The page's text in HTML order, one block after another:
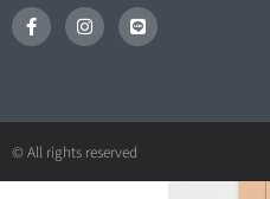
F
a
c
o
-
I
n
s
r
m
L
i
n
© All rights reserved